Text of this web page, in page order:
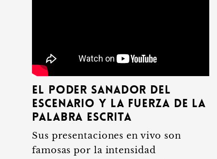
El poder sanador del
escenario y la fuerza de la
palabra escrita
Sus presentaciones en vivo son
famosas por la intensidad